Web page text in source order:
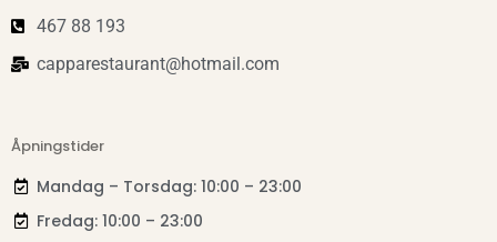
467 88 193
capparestaurant@hotmail.com
Åpningstider
Mandag – Torsdag: 10:00 – 23:00
Fredag: 10:00 – 23:00